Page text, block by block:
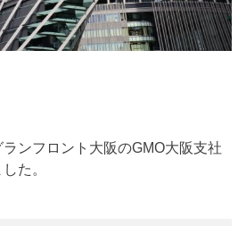
ンフロント大阪のGMO大阪支社
た。